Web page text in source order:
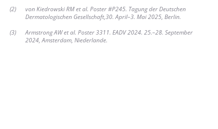
(2)
von Kiedrowski RM et al. Poster #P245. Tagung der Deutschen
Dermatologischen Gesellschaft,30. April–3. Mai 2025, Berlin.
(3)
Armstrong AW et al. Poster 3311. EADV 2024. 25.–28. September
2024, Amsterdam, Niederlande.